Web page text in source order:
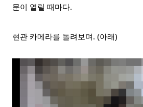
문이 열릴 때마다.
현관 카메라를 돌려보며. (아래)